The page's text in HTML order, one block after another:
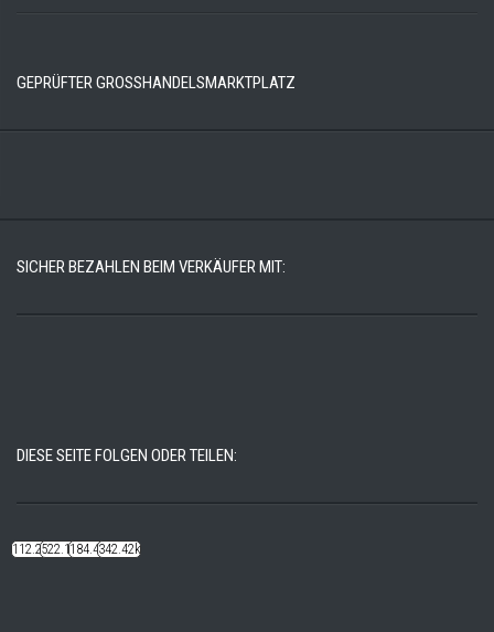
GEPRÜFTER GROSSHANDELSMARKTPLATZ
SICHER BEZAHLEN BEIM VERKÄUFER MIT:
DIESE SEITE FOLGEN ODER TEILEN:
112.22k522.14k184.48k342.42k